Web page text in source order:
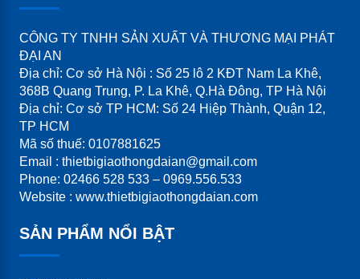
CÔNG TY TNHH SẢN XUẤT VÀ THƯƠNG MẠI PHÁT
ĐẠI AN
Địa chỉ: Cơ sở Hà Nội : Số 25 lô 2 KĐT Nam La Khê,
368B Quang Trung, P. La Khê, Q.Hà Đông, TP Hà Nội
Địa chỉ: Cơ sở TP HCM: Số 24 Hiệp Thành, Quận 12,
TP HCM
Mã số thuế: 0107881625
Email : thietbigiaothongdaian@gmail.com
Phone: 02466 528 533 – 0969.556.533
Website : www.thietbigiaothongdaian.com
SẢN PHẨM NỔI BẬT